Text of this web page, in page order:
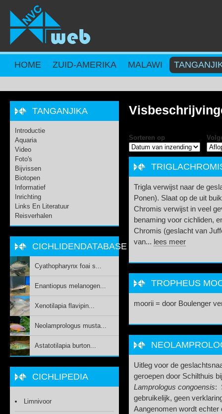
Overslaan en naar de inhoud gaan
HOME ZUID-AMERIKA MALAWI
Sorteren op
Trigla verwijst naar de
Ponen). Slaat op de uit
Chromis verwijst in veel
benaming voor cichliden,
Chromis (geslacht van
van... lees meer
TROPHEUS
moorii = door Boulenger
Uitleg voor de
geroepen door Schilthuis
Lamprologus congoensis:
gebruikelijk, geen
Aangenomen wordt
TANGANJIKA
Introductie
Aquaria
Video
Foto's
Bijvissen
Biotopen
Informatief
Inrichting
Links En Literatuur
Reisverhalen
CICHLIDENDATABASE
Cyathopharynx foai s...
Enantiopus melanogen...
Xenotilapia flavipin...
Neolamprologus musta...
Astatotilapia burton...
CICHLIPEDIA
Limnivoor